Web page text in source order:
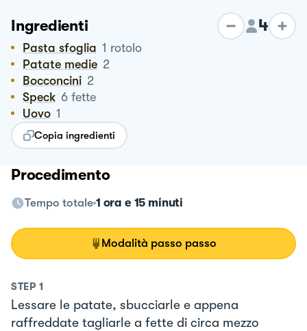
Ingredienti 4
Pasta sfoglia 1 rotolo
Patate medie 2
Bocconcini 2
Speck 6 fette
Uovo 1
Copia ingredienti
Procedimento
Tempo totale 1 ora e 15 minuti
Modalità passo passo
STEP 1
Lessare le patate, sbucciarle e appena
raffreddate tagliarle a fette di circa mezzo